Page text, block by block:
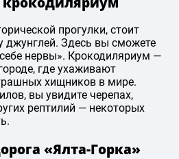
прогулки, стоит
джунглей. Здесь вы сможете
нервы». Крокодиляриум —
где ухаживают
хищников в мире.
вы увидите черепах,
рептилий — некоторых
«Ялта-Горка»